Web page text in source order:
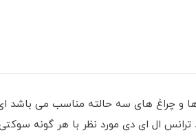
روشن کردن لوستر ها و چراغ های سه حالته
ترانس ال ای دی مورد نظر با هر گونه